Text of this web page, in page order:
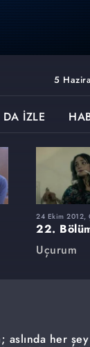
5
İZLE
24 Ekim 2012,
22.
Uçurum
aslında her